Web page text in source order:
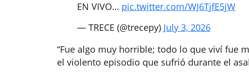
EN VIVO… pic.twitter.com/WJ6TjfE5jW
— TRECE (@trecepy) July 3, 2026
“Fue algo muy horrible; todo lo que viví fue
el violento episodio que sufrió durante el